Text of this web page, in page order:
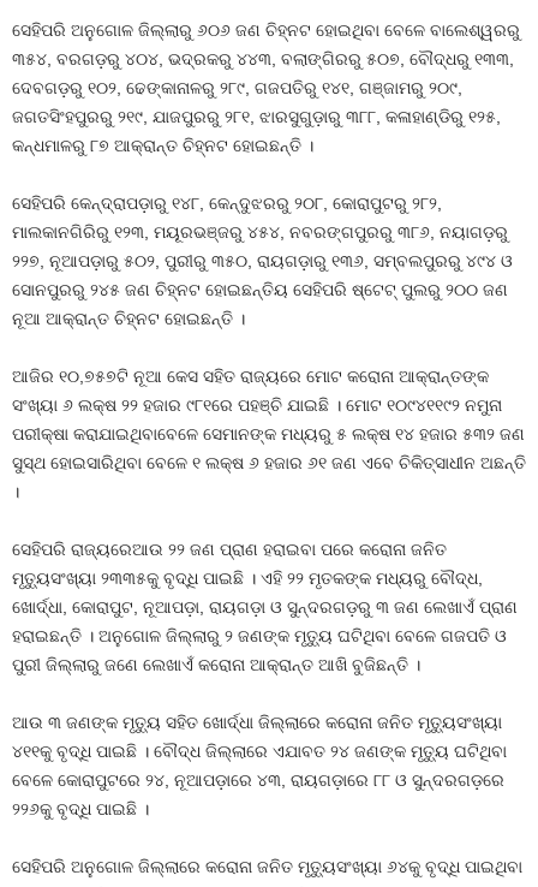
ସେହିପରି ଅନୁଗୋଳ ଜିଲ୍ଲାରୁ ୬୦୬ ଜଣ ଚିହ୍ନଟ ହୋଇଥିବା ବେଳେ ବାଲେଶ୍ୱରରୁ
୩୫୪, ବରଗଡ଼ରୁ ୪୦୪, ଭଦ୍ରକରୁ ୪୪୩, ବଲାଙ୍ଗିରରୁ ୫୦୭, ବୌଦ୍ଧରୁ ୧୩୩,
ଦେବଗଡ଼ରୁ ୧୦୨, ଢେଙ୍କାନାଳରୁ ୨୮୯, ଗଜପତିରୁ ୧୪୧, ଗଞ୍ଜାମରୁ ୨୦୯,
ଜଗତସିଂହପୁରରୁ ୨୧୯, ଯାଜପୁରରୁ ୨୮୧, ଝାରସୁଗୁଡ଼ାରୁ ୩୮୮, କଳାହାଣ୍ଡିରୁ ୧୨୫,
କନ୍ଧମାଳରୁ ୮୭ ଆକ୍ରାନ୍ତ ଚିହ୍ନଟ ହୋଇଛନ୍ତି ।
ସେହିପରି କେନ୍ଦ୍ରାପଡ଼ାରୁ ୧୪୮, କେନ୍ଦୁଝରରୁ ୨୦୮, କୋରାପୁଟରୁ ୨୮୨,
ମାଲକାନଗିରିରୁ ୧୨୩, ମୟୂରଭଞ୍ଜରୁ ୪୫୪, ନବରଙ୍ଗପୁରରୁ ୩୮୬, ନୟାଗଡ଼ରୁ
୨୨୭, ନୂଆପଡ଼ାରୁ ୫୦୨, ପୁରୀରୁ ୩୫୦, ରାୟଗଡ଼ାରୁ ୧୩୬, ସମ୍ବଲପୁରରୁ ୪୯୪ ଓ
ସୋନପୁରରୁ ୨୪୫ ଜଣ ଚିହ୍ନଟ ହୋଇଛନ୍ତିୟ ସେହିପରି ଷ୍ଟେଟ୍ ପୁଲରୁ ୨୦୦ ଜଣ
ନୂଆ ଆକ୍ରାନ୍ତ ଚିହ୍ନଟ ହୋଇଛନ୍ତି ।
ଆଜିର ୧୦,୭୫୭ଟି ନୂଆ କେସ ସହିତ ରାଜ୍ୟରେ ମୋଟ କରୋନା ଆକ୍ରାନ୍ତଙ୍କ
ସଂଖ୍ୟା ୬ ଲକ୍ଷ ୨୨ ହଜାର ୯୮୧ରେ ପହଞ୍ଚି ଯାଇଛି । ମୋଟ ୧୦୯୪୧୧୯୨ ନମୁନା
ପରୀକ୍ଷା କରାଯାଇଥିବାବେଳେ ସେମାନଙ୍କ ମଧ୍ୟରୁ ୫ ଲକ୍ଷ ୧୪ ହଜାର ୫୩୨ ଜଣ
ସୁସ୍ଥ ହୋଇସାରିଥିବା ବେଳେ ୧ ଲକ୍ଷ ୬ ହଜାର ୬୧ ଜଣ ଏବେ ଚିକିତ୍ସାଧୀନ ଅଛନ୍ତି
।
ସେହିପରି ରାଜ୍ୟରେଆଉ ୨୨ ଜଣ ପ୍ରାଣ ହରାଇବା ପରେ କରୋନା ଜନିତ
ମୃତ୍ୟୁସଂଖ୍ୟା ୨୩୩୫କୁ ବୃଦ୍ଧି ପାଇଛି । ଏହି ୨୨ ମୃତକଙ୍କ ମଧ୍ୟରୁ ବୌଦ୍ଧ,
ଖୋର୍ଦ୍ଧା, କୋରାପୁଟ, ନୂଆପଡ଼ା, ରାୟଗଡ଼ା ଓ ସୁନ୍ଦରଗଡ଼ରୁ ୩ ଜଣ ଲେଖାଏଁ ପ୍ରାଣ
ହରାଇଛନ୍ତି । ଅନୁଗୋଳ ଜିଲ୍ଲାରୁ ୨ ଜଣଙ୍କ ମୃତ୍ୟୁ ଘଟିଥିବା ବେଳେ ଗଜପତି ଓ
ପୁରୀ ଜିଲ୍ଲାରୁ ଜଣେ ଲେଖାଏଁ କରୋନା ଆକ୍ରାନ୍ତ ଆଖି ବୁଜିଛନ୍ତି ।
ଆଉ ୩ ଜଣଙ୍କ ମୃତ୍ୟୁ ସହିତ ଖୋର୍ଦ୍ଧା ଜିଲ୍ଲାରେ କରୋନା ଜନିତ ମୃତ୍ୟୁସଂଖ୍ୟା
୪୧୧କୁ ବୃଦ୍ଧି ପାଇଛି । ବୌଦ୍ଧ ଜିଲ୍ଲାରେ ଏଯାବତ ୨୪ ଜଣଙ୍କ ମୃତ୍ୟୁ ଘଟିଥିବା
ବେଳେ କୋରାପୁଟରେ ୨୪, ନୂଆପଡ଼ାରେ ୪୩, ରାୟଗଡ଼ାରେ ୮୮ ଓ ସୁନ୍ଦରଗଡ଼ରେ
୨୨୬କୁ ବୃଦ୍ଧି ପାଇଛି ।
ସେହିପରି ଅନୁଗୋଳ ଜିଲ୍ଲାରେ କରୋନା ଜନିତ ମୃତ୍ୟୁସଂଖ୍ୟା ୬୪କୁ ବୃଦ୍ଧି ପାଇଥିବା